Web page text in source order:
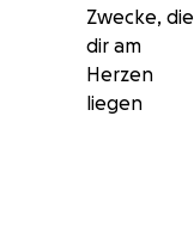
Zwecke, die
dir am
Herzen
liegen